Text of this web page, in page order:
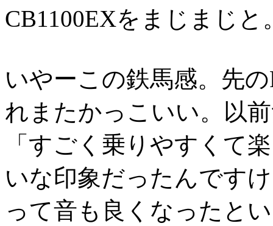
CB1100EXをまじまじと
いやーこの鉄馬感。先
れまたかっこいい。以
「すごく乗りやすくて
いな印象だったんです
って音も良くなったと